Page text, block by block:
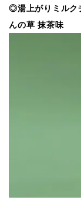
◎湯上がりミルク
んの草 抹茶味